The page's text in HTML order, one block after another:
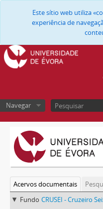
Este sítio web utiliza
experiência de
Navegar
Acervos documentais
Fundo CRUSEI - Cruzeiro